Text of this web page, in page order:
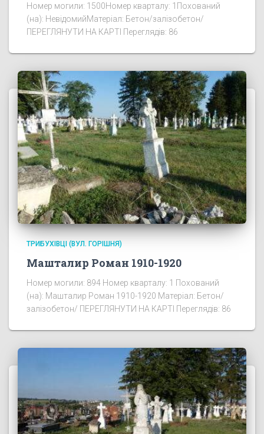
Номер могили: 1500Номер кварталу: 1Похований
(на): НевідомийМатеріал: Бетон/залізобетон/
ПЕРЕГЛЯНУТИ НА КАРТІ Переглядів: 86
ТРИБУХІВЦІ (ВУЛ. ГОРІШНЯ)
Машталир Роман 1910-1920
Номер могили: 894 Номер кварталу: 1 Похований
(на): Машталир Роман 1910-1920 Матеріал: Бетон/
залізобетон/ ПЕРЕГЛЯНУТИ НА КАРТІ Переглядів: 86